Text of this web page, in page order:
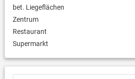
bet. Liegeflächen
Zentrum
Restaurant
Supermarkt